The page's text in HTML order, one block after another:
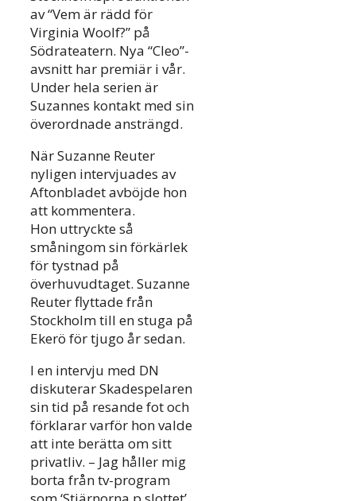
av “Vem är rädd för
Virginia Woolf?” på
Södrateatern. Nya “Cleo”-
avsnitt har premiär i vår.
Under hela serien är
Suzannes kontakt med sin
överordnade ansträngd.
När Suzanne Reuter
nyligen intervjuades av
Aftonbladet avböjde hon
att kommentera.
Hon uttryckte så
småningom sin förkärlek
för tystnad på
överhuvudtaget. Suzanne
Reuter flyttade från
Stockholm till en stuga på
Ekerö för tjugo år sedan.
I en intervju med DN
diskuterar Skadespelaren
sin tid på resande fot och
förklarar varför hon valde
att inte berätta om sitt
privatliv. – Jag håller mig
borta från tv-program